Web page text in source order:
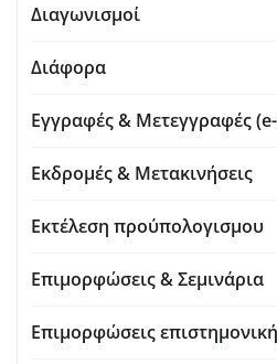
Διαγωνισμοί
Διάφορα
Εγγραφές & Μετεγγραφές
Εκδρομές & Μετακινήσεις
Εκτέλεση προύπολογισμου
Επιμορφώσεις & Σεμινάρια
Επιμορφώσεις